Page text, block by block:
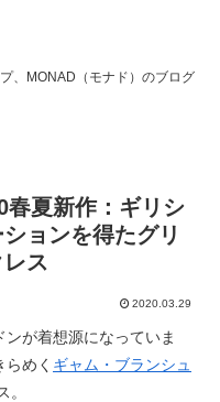
、MONAD（モナド）のブログ
春夏新作：ギリシ
ョンを得たグリ
ス
2020.03.29
が着想源になっていま
めく ギャム・ブランシュ
。